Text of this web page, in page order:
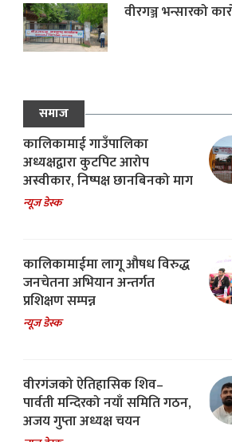
वीरगञ्ज भन्सारको
समाज
कालिकामाई गाउँपालिका
अध्यक्षद्वारा कुटपिट आरोप
अस्वीकार, निष्पक्ष छानबिनको माग
न्यूज डेस्क
कालिकामाईमा लागू औषध विरुद्ध
जनचेतना अभियान अन्तर्गत
प्रशिक्षण सम्पन्न
न्यूज डेस्क
वीरगंजको ऐतिहासिक शिव–
पार्वती मन्दिरको नयाँ समिति गठन,
अजय गुप्ता अध्यक्ष चयन